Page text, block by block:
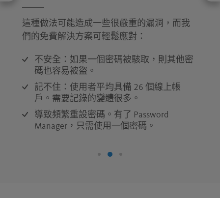
這種做法可能造成一些很嚴重的漏洞，而我
們的免費解決方案可輕鬆應對：
不安全：如果一個密碼被駭取，則其他密
碼也容易被盜。
記不住：使用者平均具備 26 個線上帳
戶。需要記錄的變體很多。
導致頻繁重設密碼。有了 Password
Manager，只需使用一個密碼。